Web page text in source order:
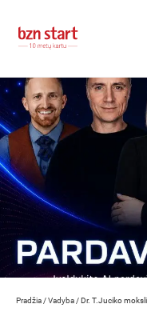
Pradžia /Vadyba /Dr. T.Juciko